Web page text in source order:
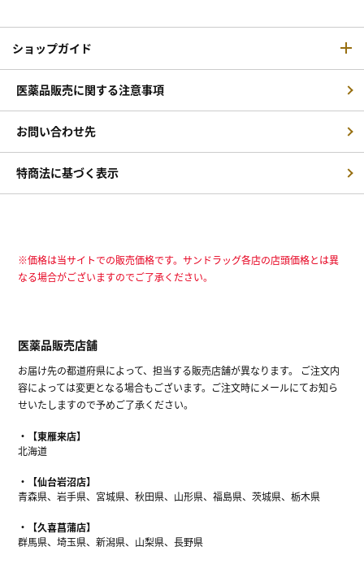
ショップガイド
医薬品販売に関する注意事項
お問い合わせ先
特商法に基づく表示
※価格は当サイトでの販売価格です。サンドラッグ各店の店頭価格とは異
なる場合がございますのでご了承ください。
医薬品販売店舗
お届け先の都道府県によって、担当する販売店舗が異なります。 ご注文内
容によっては変更となる場合もございます。ご注文時にメールにてお知ら
せいたしますので予めご了承ください。
【東雁来店】
北海道
【仙台岩沼店】
青森県、岩手県、宮城県、秋田県、山形県、福島県、茨城県、栃木県
【久喜菖蒲店】
群馬県、埼玉県、新潟県、山梨県、長野県